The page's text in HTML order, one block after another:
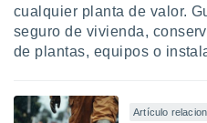
cualquier planta de valor.
seguro de vivienda,
de plantas, equipos o
Artículo